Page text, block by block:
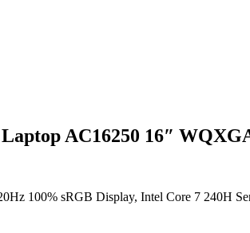
AC16250 16″
100% sRGB Display, Intel Core 7 240H